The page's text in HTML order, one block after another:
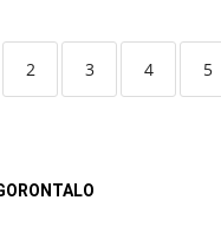
2 3 4 5